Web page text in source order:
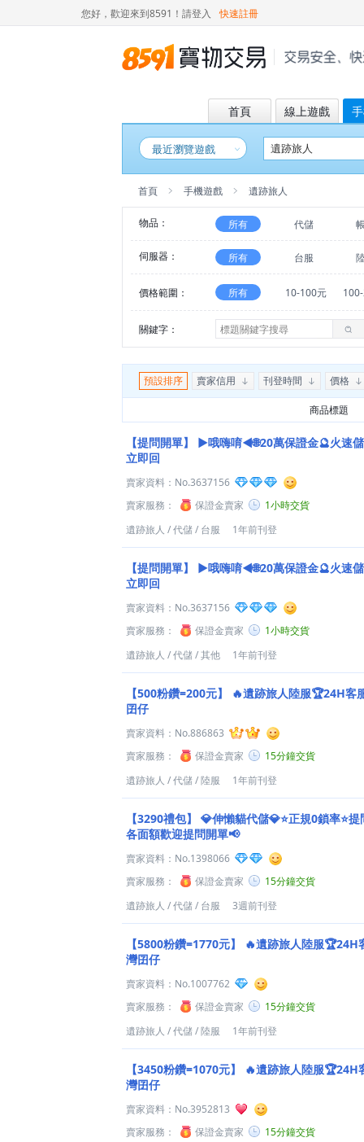
您好，歡迎來到8591！ 請登入 快速註冊
首頁 線上遊戲
最近瀏覽遊戲
首頁 手機遊戲 遺跡旅人
物品： 所有 代儲
伺服器： 所有 台服
價格範圍： 所有 10-100元
關鍵字：
預設排序 賣家信用 刊登時間 價格
商品標題
【提問開單】
►哦嗨唷◄🌐20萬保證金🔮火速
立即回
賣家資料： No.3637156
賣家服務：
保證金賣家
1小時交貨
遺跡旅人 /代儲/ 台服 1年前刊登
【提問開單】
►哦嗨唷◄🌐20萬保證金🔮火速
立即回
賣家資料： No.3637156
賣家服務：
保證金賣家
1小時交貨
遺跡旅人 /代儲/其他 1年前刊登
【500粉鑽=200元】
🔥遺跡旅人陸服🏆24H客
囝仔️
賣家資料： No.886863
賣家服務：
保證金賣家
15分鐘交貨
遺跡旅人 /代儲/陸服 1年前刊登
【3290禮包】
💎伸懶貓代儲💎⭐正規0鎖率⭐
各面額歡迎提問開單📢
賣家資料： No.1398066
賣家服務：
保證金賣家
15分鐘交貨
遺跡旅人 /代儲/ 台服 3週前刊登
【5800粉鑽=1770元】
🔥遺跡旅人陸服🏆24H
灣囝仔️
賣家資料： No.1007762
賣家服務：
保證金賣家
15分鐘交貨
遺跡旅人 /代儲/陸服 1年前刊登
【3450粉鑽=1070元】
🔥遺跡旅人陸服🏆24H
灣囝仔️
賣家資料： No.3952813
賣家服務：
保證金賣家
15分鐘交貨